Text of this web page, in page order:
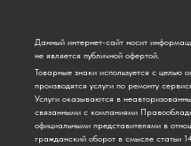
Товарные знаки используется с целью
производятся услуги по ремонту
Услуги оказываются в
связанными с компаниями
официальными представителями в
гражданский оборот в смысле статьи
Данный интернет-сайт носит
не является публичной офертой.